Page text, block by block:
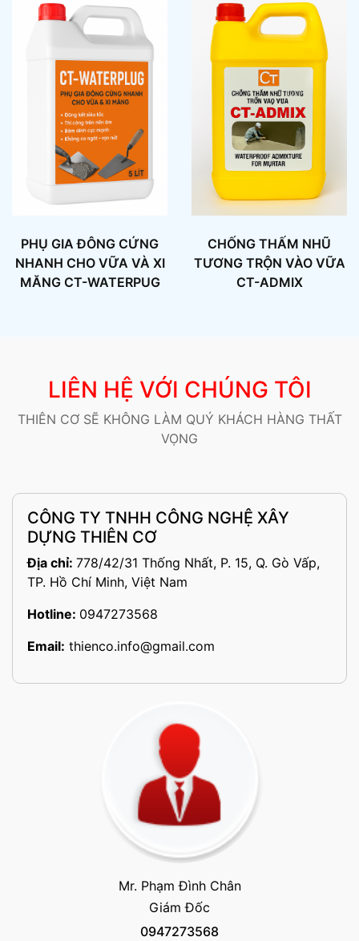
PHỤ GIA ĐÔNG CỨNG
NHANH CHO VỮA VÀ XI
MĂNG CT-WATERPUG
CHỐNG THẤM NHŨ
TƯƠNG TRỘN VÀO VỮA
CT-ADMIX
LIÊN HỆ VỚI CHÚNG TÔI
THIÊN CƠ SẼ KHÔNG LÀM QUÝ KHÁCH HÀNG THẤT
VỌNG
CÔNG TY TNHH CÔNG NGHỆ XÂY
DỰNG THIÊN CƠ
Địa chỉ: 778/42/31 Thống Nhất, P. 15, Q. Gò Vấp,
TP. Hồ Chí Minh, Việt Nam
Hotline: 0947273568
Email: thienco.info@gmail.com
Mr. Phạm Đình Chân
Giám Đốc
0947273568